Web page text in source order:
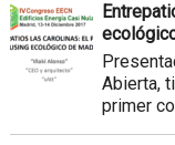
Abierta,
primer